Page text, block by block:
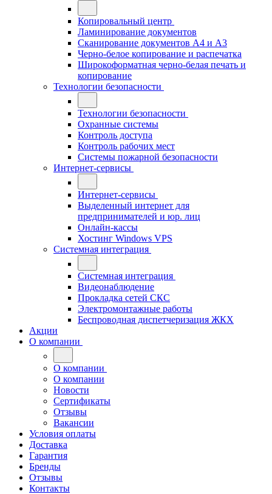
Копировальный центр
Ламинирование документов
Сканирование документов А4 и А3
Черно-белое копирование и распечатка
Широкоформатная черно-белая печать и
копирование
Технологии безопасности
Технологии безопасности
Охранные системы
Контроль доступа
Контроль рабочих мест
Системы пожарной безопасности
Интернет-сервисы
Интернет-сервисы
Выделенный интернет для
предпринимателей и юр. лиц
Онлайн-кассы
Хостинг Windows VPS
Системная интеграция
Системная интеграция
Видеонаблюдение
Прокладка сетей СКС
Электромонтажные работы
Беспроводная диспетчеризация ЖКХ
Акции
О компании
О компании
О компании
Новости
Сертификаты
Отзывы
Вакансии
Условия оплаты
Доставка
Гарантия
Бренды
Отзывы
Контакты